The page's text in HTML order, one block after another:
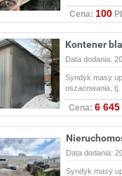
Cena: 100
Kontener
Data dodania:
Syndyk masy
oszacowania,
Cena: 6 645
Data dodania:
Syndyk masy